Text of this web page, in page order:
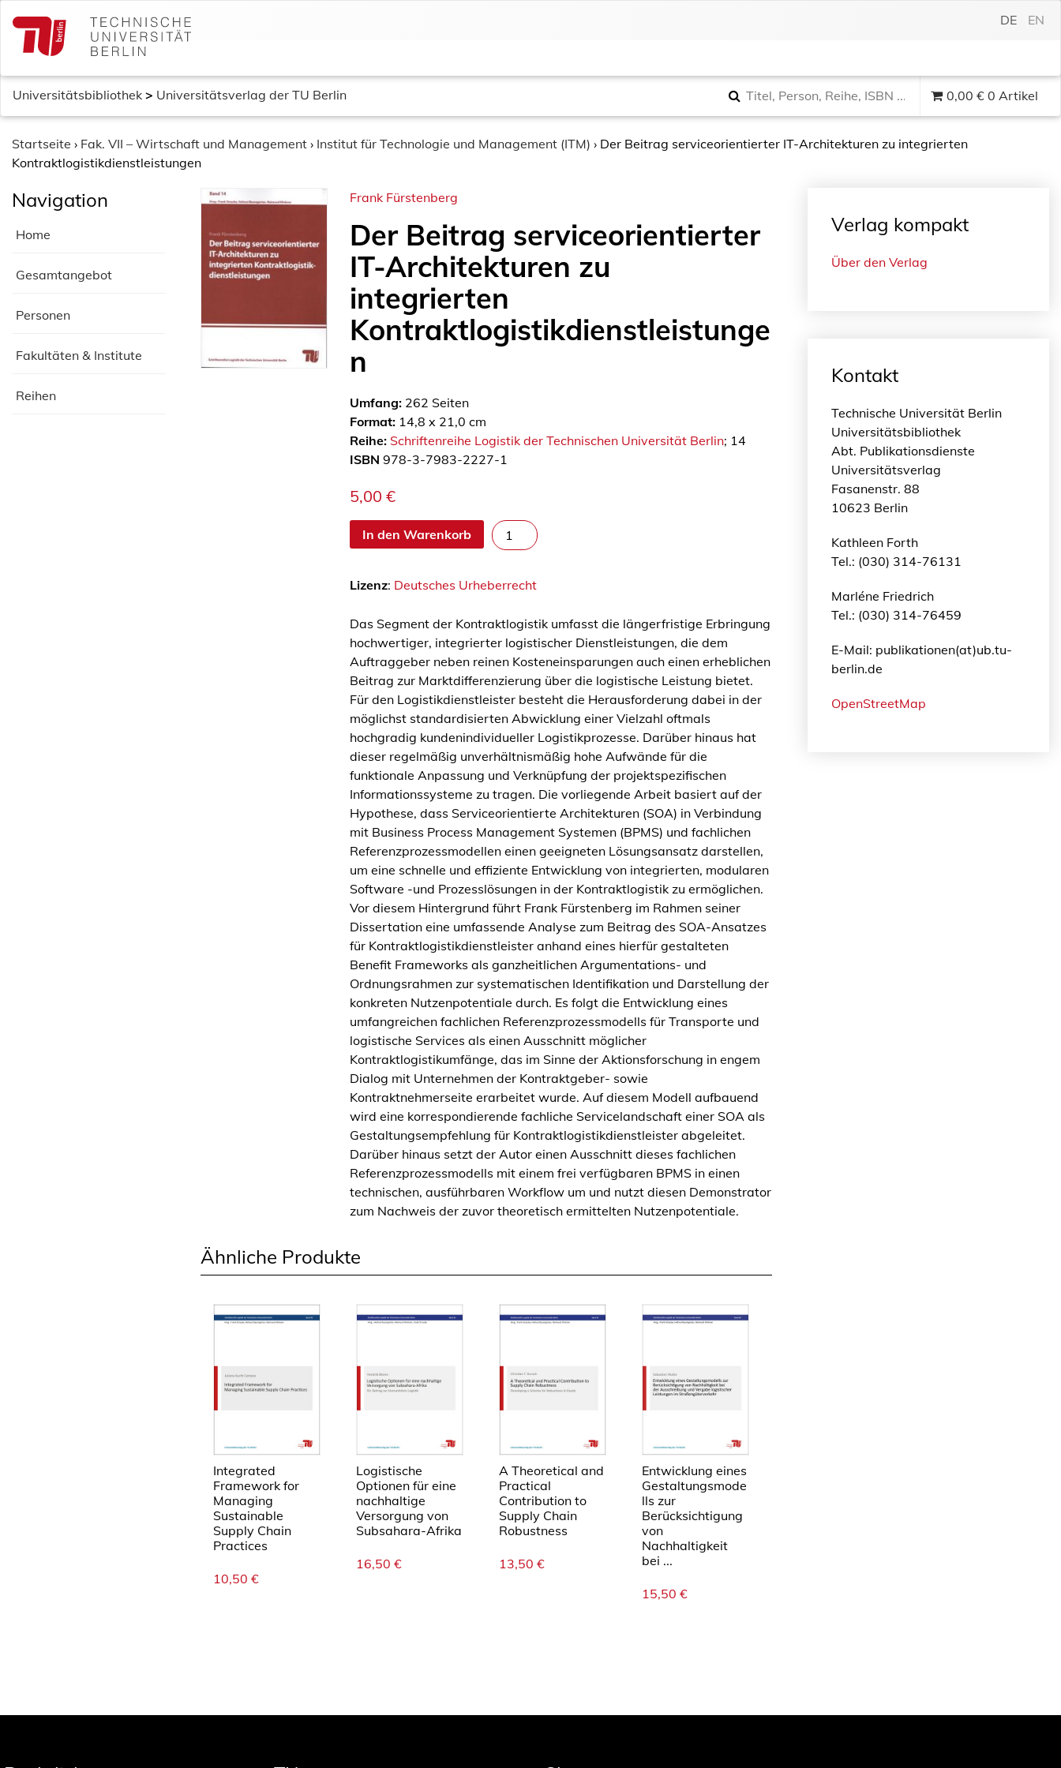
c
DE EN
Universitätsbibliothek > Universitätsverlag der TU Berlin 0,00 € 0 Artikel
Startseite › Fak. VII – Wirtschaft und Management › Institut für Technologie und Management (ITM) › Der Beitrag serviceorientierter IT-Architekturen zu integrierten
Kontraktlogistikdienstleistungen
Navigation
Home
Gesamtangebot
Personen
Fakultäten & Institute
Reihen
Frank Fürstenberg
Der Beitrag serviceorientierter
IT-Architekturen zu
integrierten
Kontraktlogistikdienstleistunge
n
Umfang: 262 Seiten
Format:14,8 x 21,0 cm
Reihe: Schriftenreihe Logistik der Technischen Universität Berlin; 14
ISBN 978-3-7983-2227-1
5,00 €
In den Warenkorb
D
e
B
i
t
r
a
g
s
e
r
v
i
c
e
o
r
i
e
n
t
i
e
r
t
e
r
I
T
-
A
r
c
h
i
Lizenz: Deutsches Urheberrecht
Das Segment der Kontraktlogistik umfasst die längerfristige Erbringung
hochwertiger, integrierter logistischer Dienstleistungen, die dem
Auftraggeber neben reinen Kosteneinsparungen auch einen erheblichen
Beitrag zur Marktdifferenzierung über die logistische Leistung bietet.
Für den Logistikdienstleister besteht die Herausforderung dabei in der
möglichst standardisierten Abwicklung einer Vielzahl oftmals
hochgradig kundenindividueller Logistikprozesse. Darüber hinaus hat
dieser regelmäßig unverhältnismäßig hohe Aufwände für die
funktionale Anpassung und Verknüpfung der projektspezifischen
Informationssysteme zu tragen. Die vorliegende Arbeit basiert auf der
Hypothese, dass Serviceorientierte Architekturen (SOA) in Verbindung
mit Business Process Management Systemen (BPMS) und fachlichen
Referenzprozessmodellen einen geeigneten Lösungsansatz darstellen,
um eine schnelle und effiziente Entwicklung von integrierten, modularen
Software -und Prozesslösungen in der Kontraktlogistik zu ermöglichen.
Vor diesem Hintergrund führt Frank Fürstenberg im Rahmen seiner
Dissertation eine umfassende Analyse zum Beitrag des SOA-Ansatzes
für Kontraktlogistikdienstleister anhand eines hierfür gestalteten
Benefit Frameworks als ganzheitlichen Argumentations- und
Ordnungsrahmen zur systematischen Identifikation und Darstellung der
konkreten Nutzenpotentiale durch. Es folgt die Entwicklung eines
umfangreichen fachlichen Referenzprozessmodells für Transporte und
logistische Services als einen Ausschnitt möglicher
Kontraktlogistikumfänge, das im Sinne der Aktionsforschung in engem
Dialog mit Unternehmen der Kontraktgeber- sowie
Kontraktnehmerseite erarbeitet wurde. Auf diesem Modell aufbauend
wird eine korrespondierende fachliche Servicelandschaft einer SOA als
Gestaltungsempfehlung für Kontraktlogistikdienstleister abgeleitet.
Darüber hinaus setzt der Autor einen Ausschnitt dieses fachlichen
Referenzprozessmodells mit einem frei verfügbaren BPMS in einen
technischen, ausführbaren Workflow um und nutzt diesen Demonstrator
zum Nachweis der zuvor theoretisch ermittelten Nutzenpotentiale.
Ähnliche Produkte
Integrated
Framework for
Managing
Sustainable
Supply Chain
Practices
10,50 €
Logistische
Optionen für eine
nachhaltige
Versorgung von
Subsahara-Afrika
16,50 €
A Theoretical and
Practical
Contribution to
Supply Chain
Robustness
13,50 €
Entwicklung eines
Gestaltungsmode
lls zur
Berücksichtigung
von
Nachhaltigkeit
bei ...
15,50 €
Verlag kompakt
Über den Verlag
Kontakt
Technische Universität Berlin
Universitätsbibliothek
Abt. Publikationsdienste
Universitätsverlag
Fasanenstr. 88
10623 Berlin
Kathleen Forth
Tel.: (030) 314-76131
Marléne Friedrich
Tel.: (030) 314-76459
E-Mail: publikationen(at)ub.tu-
berlin.de
OpenStreetMap